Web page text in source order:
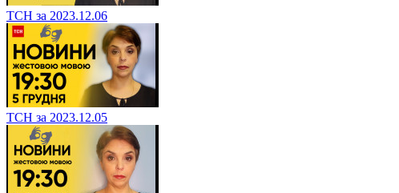
ТСН за 2023.12.06
ТСН за 2023.12.05